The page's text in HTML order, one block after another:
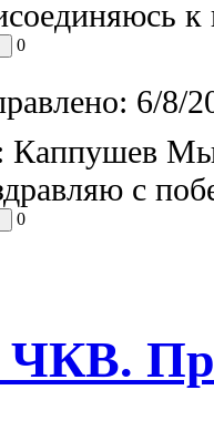
к
0
6/8/
Каппушев
с
0